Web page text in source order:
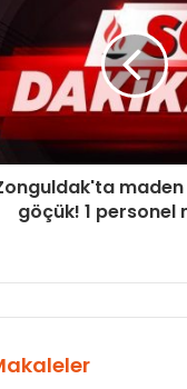
maden
göçük! 1 personel